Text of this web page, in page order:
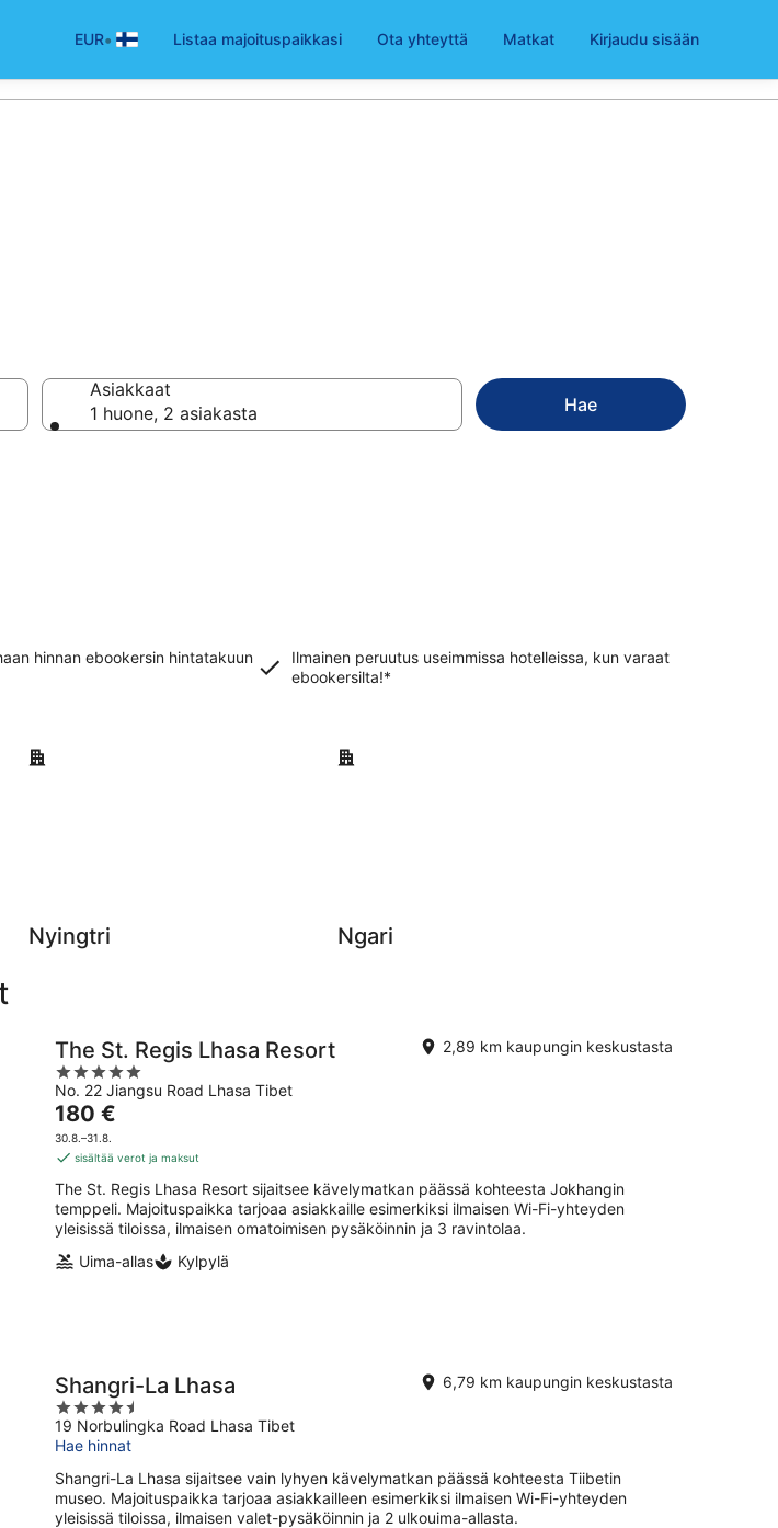
EUR• Listaa majoituspaikkasi Ota yhteyttä Matkat Kirjaudu sisään
Asiakkaat
1 huone, 2 asiakasta
Hae
hinnan ebookersin hintatakuun
Ilmainen peruutus useimmissa hotelleissa, kun varaat
ebookersilta!*
Nyingtri
Nyingtri
Ngari
Ngari
The St. Regis Lhasa Resort
5
out
of
5
No. 22 Jiangsu Road Lhasa Tibet
2,89 km kaupungin keskustasta
Hinta
on
180 €
yö
180 €
30.8.–31.8.
sisältää verot ja maksut
The St. Regis Lhasa Resort sijaitsee kävelymatkan päässä kohteesta Jokhangin
temppeli. Majoituspaikka tarjoaa asiakkaille esimerkiksi ilmaisen Wi-Fi-yhteyden
yleisissä tiloissa, ilmaisen omatoimisen pysäköinnin ja 3 ravintolaa.
Uima-allas
Kylpylä
Shangri-La Lhasa
4.5
out
of
5
19 Norbulingka Road Lhasa Tibet
6,79 km kaupungin keskustasta
Hae hinnat
Shangri-La Lhasa sijaitsee vain lyhyen kävelymatkan päässä kohteesta Tiibetin
museo. Majoituspaikka tarjoaa asiakkailleen esimerkiksi ilmaisen Wi-Fi-yhteyden
yleisissä tiloissa, ilmaisen valet-pysäköinnin ja 2 ulkouima-allasta.